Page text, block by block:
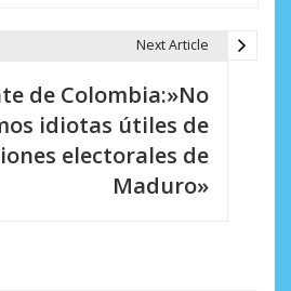
Next Article
de Colombia:»No
idiotas útiles de
electorales de
Maduro»